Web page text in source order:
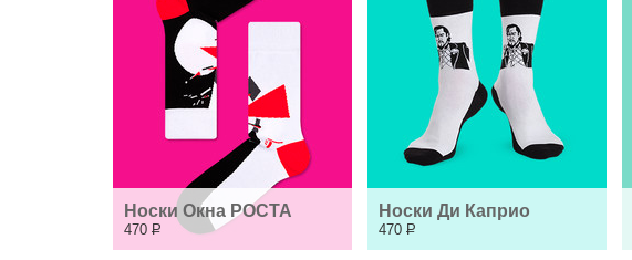
Носки Окна РОСТА
470 Р
Носки Ди Каприо
470 Р